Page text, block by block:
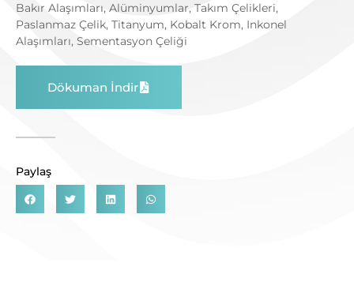
Bakır Alaşımları, Alüminyumlar, Takım Çelikleri,
Paslanmaz Çelik, Titanyum, Kobalt Krom, Inkonel
Alaşımları, Sementasyon Çeliği
Dökuman İndir
Paylaş